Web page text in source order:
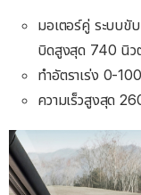
มอเตอร์คู่ ระบบขั
บิดสูงสุด 740 นิว
ทำอัตราเร่ง 0-
ความเร็วสูงสุด